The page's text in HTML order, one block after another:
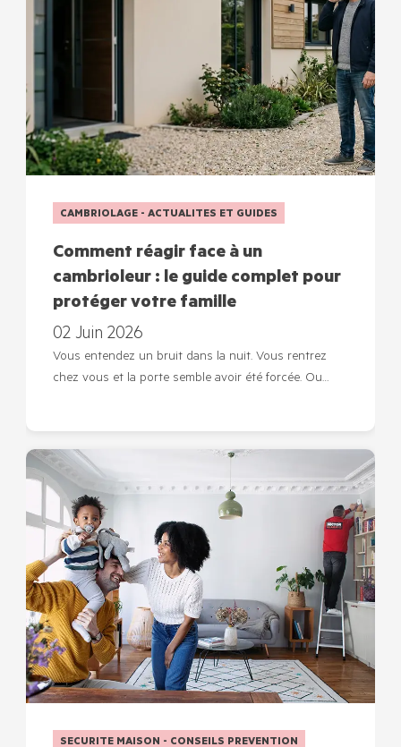
CAMBRIOLAGE - ACTUALITES ET GUIDES
Comment réagir face à un
cambrioleur : le guide complet pour
protéger votre famille
02 Juin 2026
Vous entendez un bruit dans la nuit. Vous rentrez
chez vous et la porte semble avoir été forcée. Ou…
SECURITE MAISON - CONSEILS PREVENTION